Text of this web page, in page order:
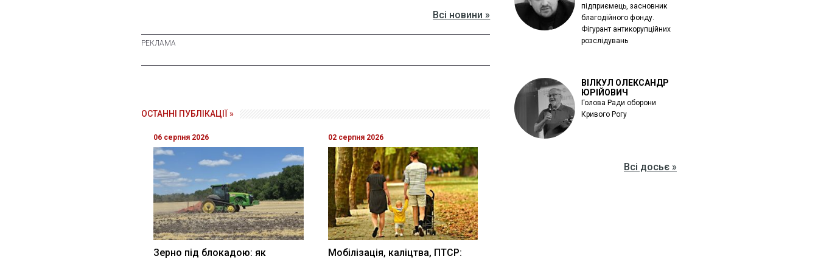
Всі новини »
ОСТАННІ ПУБЛІКАЦІЇ »
06 серпня 2026
Зерно під блокадою: як
02 серпня 2026
Мобілізація, каліцтва, ПТСР:
підприємець, засновник
благодійного фонду.
Фігурант антикорупційних
розслідувань
ВІЛКУЛ ОЛЕКСАНДР
ЮРІЙОВИЧ
Голова Ради оборони
Кривого Рогу
Всі досьє »